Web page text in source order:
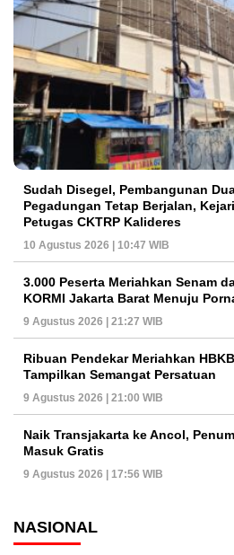
Sudah Disegel, Pembangunan
Pegadungan Tetap Berjalan,
Petugas CKTRP Kalideres
10 Agustus 2026 | 10:47 WIB
3.000 Peserta Meriahkan Senam
KORMI Jakarta Barat Menuju
9 Agustus 2026 | 21:27 WIB
Ribuan Pendekar Meriahkan
Tampilkan Semangat Persatuan
9 Agustus 2026 | 21:00 WIB
Naik Transjakarta ke Ancol,
Masuk Gratis
9 Agustus 2026 | 17:56 WIB
NASIONAL